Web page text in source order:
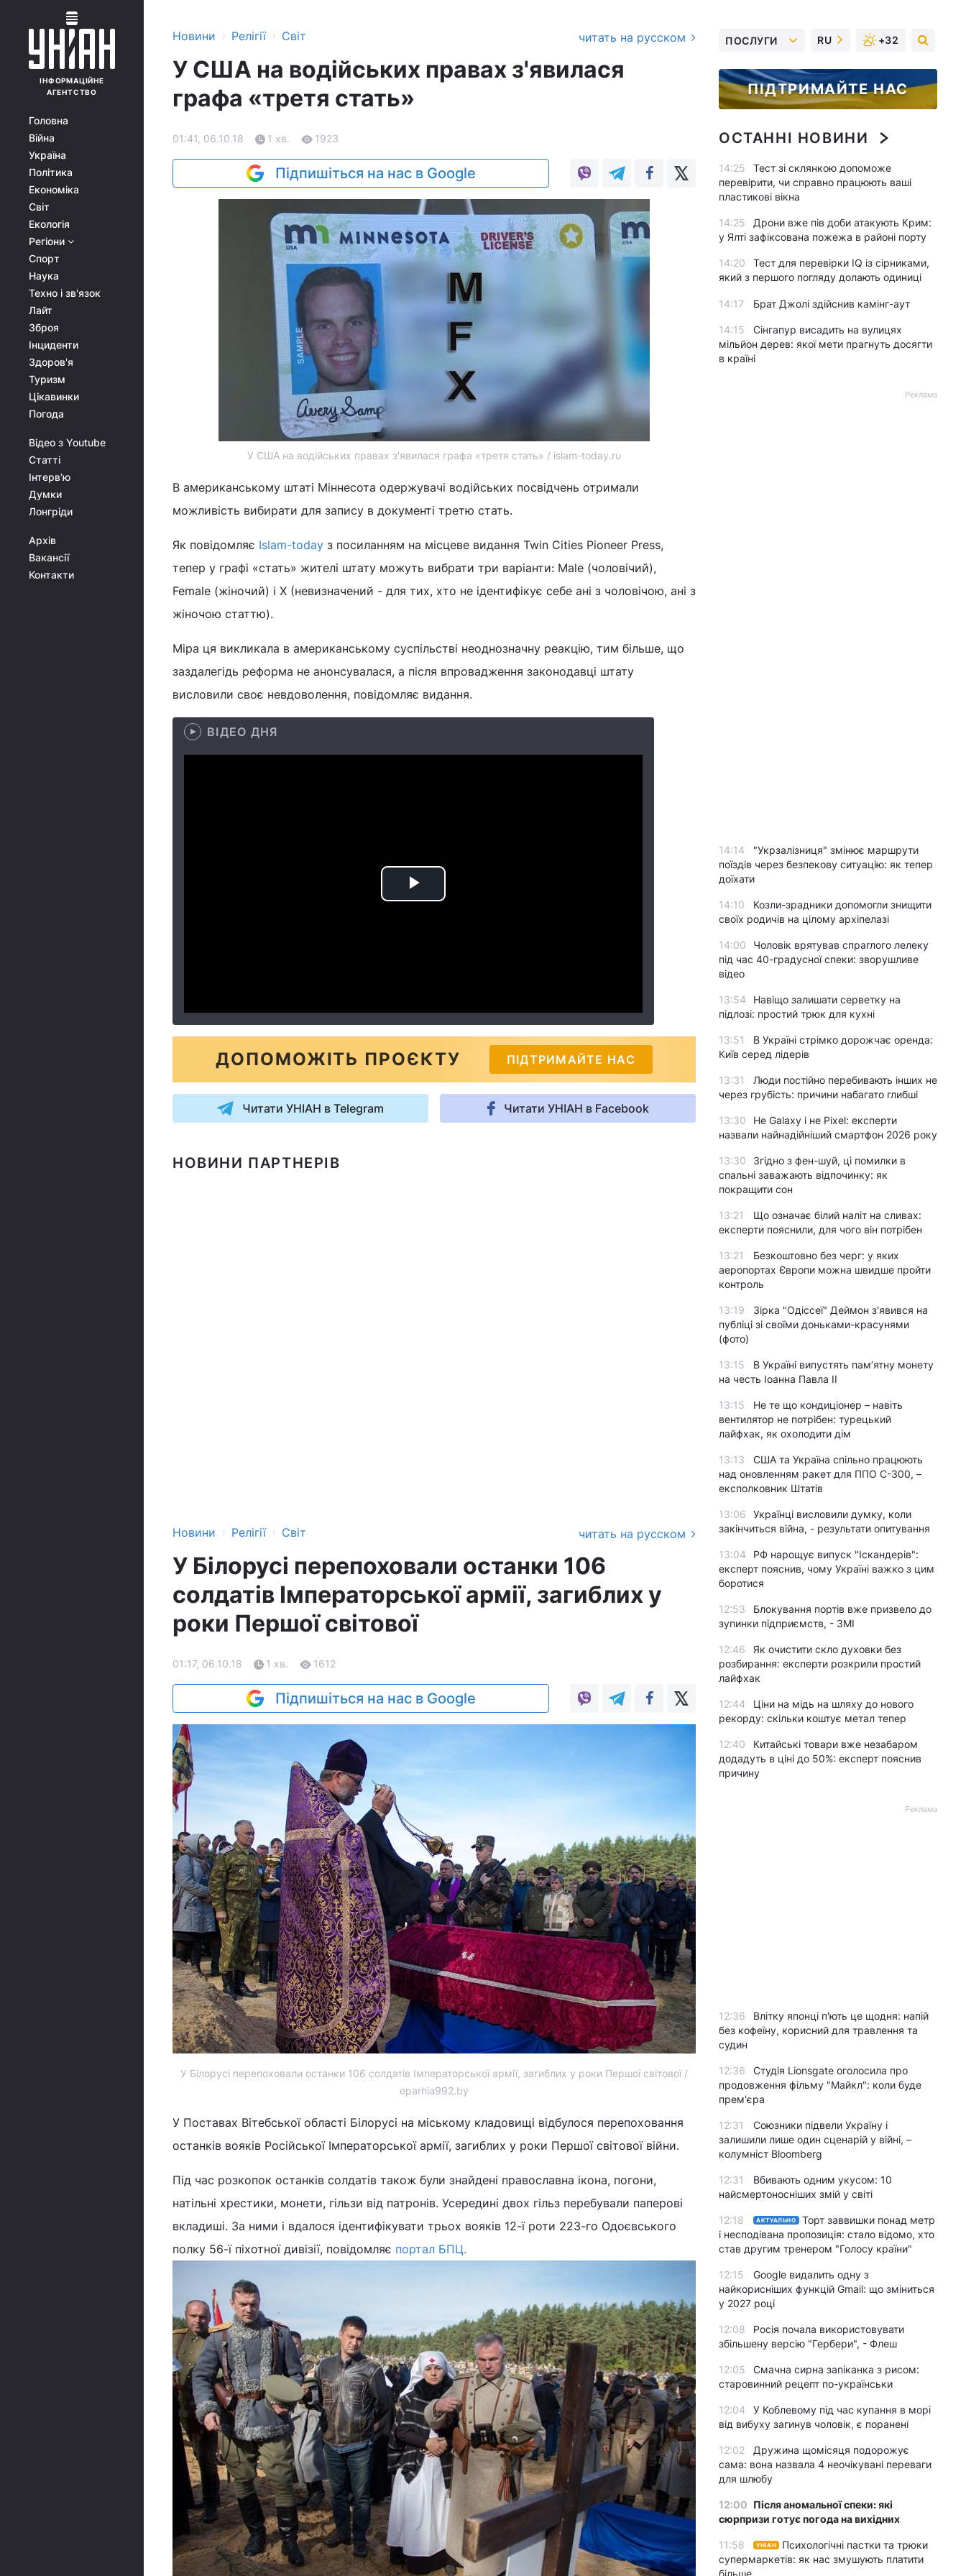
ІНФОРМАЦІЙНЕ
АГЕНТСТВО
Головна
Війна
Україна
Політика
Економіка
Світ
Екологія
Регіони
Спорт
Наука
Техно і зв'язок
Лайт
Зброя
Інциденти
Здоров'я
Туризм
Цікавинки
Погода
Відео з Youtube
Статті
Інтерв'ю
Думки
Лонгріди
Архів
Вакансії
Контакти
Новини › Релігії › Світ читать на русском
У США на водійських правах з'явилася
графа «третя стать»
01:41, 06.10.18 1 хв. 1923
Підпишіться на нас в Google
У США на водійських правах з'явилася графа «третя стать» / islam-today.ru
В американському штаті Міннесота одержувачі водійських посвідчень отримали
можливість вибирати для запису в документі третю стать.
Як повідомляє Islam-today з посиланням на місцеве видання Twin Cities Pioneer Press,
тепер у графі «стать» жителі штату можуть вибрати три варіанти: Male (чоловічий),
Female (жіночий) і X (невизначений - для тих, хто не ідентифікує себе ані з чоловічою, ані з
жіночою статтю).
Міра ця викликала в американському суспільстві неоднозначну реакцію, тим більше, що
заздалегідь реформа не анонсувалася, а після впровадження законодавці штату
висловили своє невдоволення, повідомляє видання.
ВІДЕО ДНЯ
Play
ДОПОМОЖІТЬ ПРОЄКТУ ПІДТРИМАЙТЕ НАС
Читати УНІАН в Telegram Читати УНІАН в Facebook
НОВИНИ ПАРТНЕРІВ
Новини › Релігії › Світ читать на русском
У Білорусі перепоховали останки 106
солдатів Імператорської армії, загиблих у
роки Першої світової
01:17, 06.10.18 1 хв. 1612
Підпишіться на нас в Google
У Білорусі перепоховали останки 106 солдатів Імператорської армії, загиблих у роки Першої світової /
eparhia992.by
У Поставах Вітебської області Білорусі на міському кладовищі відбулося перепоховання
останків вояків Російської Імператорської армії, загиблих у роки Першої світової війни.
Під час розкопок останків солдатів також були знайдені православна ікона, погони,
натільні хрестики, монети, гільзи від патронів. Усередині двох гільз перебували паперові
вкладиші. За ними і вдалося ідентифікувати трьох вояків 12-ї роти 223-го Одоєвського
полку 56-ї піхотної дивізії, повідомляє портал БПЦ.
ПОСЛУГИ RU +32
ПІДТРИМАЙТЕ НАС
ОСТАННІ НОВИНИ
14:25
Тест зі склянкою допоможе
перевірити, чи справно працюють ваші
пластикові вікна
14:25
Дрони вже пів доби атакують Крим:
у Ялті зафіксована пожежа в районі порту
14:20
Тест для перевірки IQ із сірниками,
який з першого погляду долають одиниці
14:17 Брат Джолі здійснив камінг-аут
14:15
Сінгапур висадить на вулицях
мільйон дерев: якої мети прагнуть досягти
в країні
Реклама
14:14
"Укрзалізниця" змінює маршрути
поїздів через безпекову ситуацію: як тепер
доїхати
14:10
Козли-зрадники допомогли знищити
своїх родичів на цілому архіпелазі
14:00
Чоловік врятував спраглого лелеку
під час 40-градусної спеки: зворушливе
відео
13:54
Навіщо залишати серветку на
підлозі: простий трюк для кухні
13:51
В Україні стрімко дорожчає оренда:
Київ серед лідерів
13:31
Люди постійно перебивають інших не
через грубість: причини набагато глибші
13:30
Не Galaxy і не Pixel: експерти
назвали найнадійніший смартфон 2026 року
13:30
Згідно з фен-шуй, ці помилки в
спальні заважають відпочинку: як
покращити сон
13:21
Що означає білий наліт на сливах:
експерти пояснили, для чого він потрібен
13:21
Безкоштовно без черг: у яких
аеропортах Європи можна швидше пройти
контроль
13:19
Зірка "Одіссеї" Деймон з'явився на
публіці зі своїми доньками-красунями
(фото)
13:15
В Україні випустять пам’ятну монету
на честь Іоанна Павла II
13:15
Не те що кондиціонер – навіть
вентилятор не потрібен: турецький
лайфхак, як охолодити дім
13:13
США та Україна спільно працюють
над оновленням ракет для ППО С-300, –
експолковник Штатів
13:06
Українці висловили думку, коли
закінчиться війна, - результати опитування
13:04
РФ нарощує випуск "Іскандерів":
експерт пояснив, чому Україні важко з цим
боротися
12:53
Блокування портів вже призвело до
зупинки підприємств, - ЗМІ
12:46
Як очистити скло духовки без
розбирання: експерти розкрили простий
лайфхак
12:44
Ціни на мідь на шляху до нового
рекорду: скільки коштує метал тепер
12:40
Китайські товари вже незабаром
додадуть в ціні до 50%: експерт пояснив
причину
Реклама
12:36
Влітку японці п'ють це щодня: напій
без кофеїну, корисний для травлення та
судин
12:36
Студія Lionsgate оголосила про
продовження фільму "Майкл": коли буде
прем'єра
12:31
Союзники підвели Україну і
залишили лише один сценарій у війні, –
колумніст Bloomberg
12:31
Вбивають одним укусом: 10
найсмертоносніших змій у світі
12:18 АКТУАЛЬНО
Торт заввишки понад метр
і несподівана пропозиція: стало відомо, хто
став другим тренером "Голосу країни"
12:15
Google видалить одну з
найкорисніших функцій Gmail: що зміниться
у 2027 році
12:08
Росія почала використовувати
збільшену версію "Гербери", - Флеш
12:05
Смачна сирна запіканка з рисом:
старовинний рецепт по-українськи
12:04
У Коблевому під час купання в морі
від вибуху загинув чоловік, є поранені
12:02
Дружина щомісяця подорожує
сама: вона назвала 4 неочікувані переваги
для шлюбу
12:00 Після аномальної спеки: які
сюрпризи готує погода на вихідних
11:58 УНІАН
Психологічні пастки та трюки
супермаркетів: як нас змушують платити
більше